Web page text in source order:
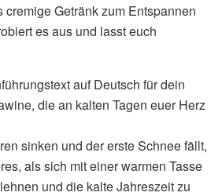
Getränk zum Entspannen
es aus und lasst euch
auf Deutsch für dein
die an kalten Tagen euer Herz
sinken und der erste Schnee fällt,
als sich mit einer warmen Tasse
und die kalte Jahreszeit zu